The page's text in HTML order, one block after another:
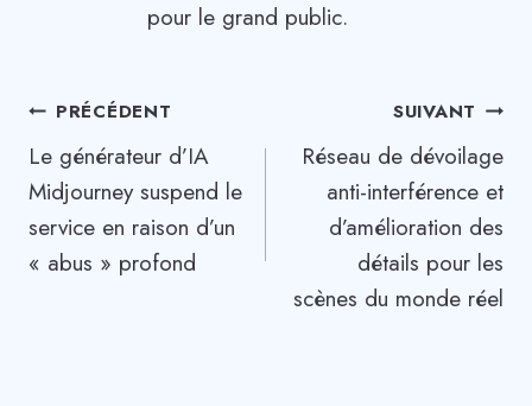
pour le grand public.
Navigation
de
l’article
PRÉCÉDENT
Le générateur d’IA
Midjourney suspend le
service en raison d’un
« abus » profond
SUIVANT
Réseau de dévoilage
anti-interférence et
d’amélioration des
détails pour les
scènes du monde réel